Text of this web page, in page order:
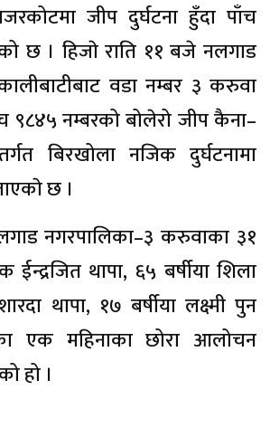
जीप दुर्घटना हुँदा पाँच
छ । हिजाे राति ११ बजे नलगाड
वडा नम्बर ३ करुवा
नम्बरको बोलेरो जीप कैना–
बिरखोला नजिक दुर्घटनामा
छ ।
नगरपालिका–३ करुवाका ३१
ईन्द्रजित थापा, ६५ बर्षीया शिला
थापा, १७ बर्षीया लक्ष्मी पुन
एक महिनाका छोरा आलोचन
हो ।